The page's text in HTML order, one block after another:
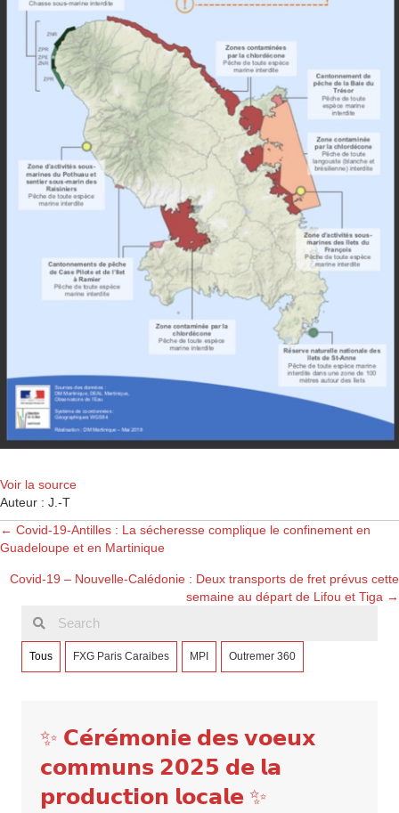
Voir la source
Auteur : J.-T
Posts
navigation
← Covid-19-Antilles : La sécheresse complique le confinement en
Guadeloupe et en Martinique
Covid-19 – Nouvelle-Calédonie : Deux transports de fret prévus cette
semaine au départ de Lifou et Tiga →
Tous FXG Paris Caraibes MPI Outremer 360
✨ 𝗖𝗲́𝗿𝗲́𝗺𝗼𝗻𝗶𝗲 𝗱𝗲𝘀 𝘃𝗼𝗲𝘂𝘅
𝗰𝗼𝗺𝗺𝘂𝗻𝘀 𝟮𝟬𝟮𝟱 𝗱𝗲 𝗹𝗮
𝗽𝗿𝗼𝗱𝘂𝗰𝘁𝗶𝗼𝗻 𝗹𝗼𝗰𝗮𝗹𝗲 ✨